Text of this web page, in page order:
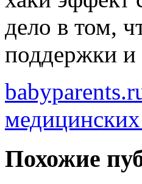
дело в том,
поддержки и
Похожие